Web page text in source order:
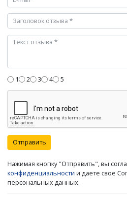
1 2 3 4 5
Отправить
Нажимая кнопку "Отправить", вы
конфиденциальности и даете свое
персональных данных.